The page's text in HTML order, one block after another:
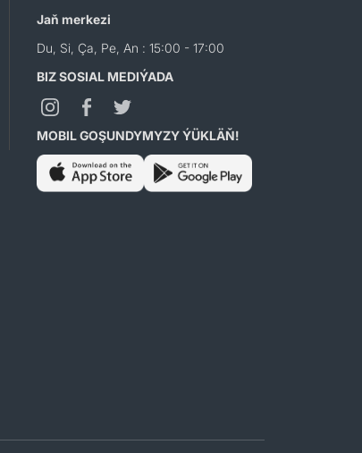
Jaň merkezi
Du, Si, Ça, Pe, An : 15:00 - 17:00
BIZ SOSIAL MEDIÝADA
MOBIL GOŞUNDYMYZY ÝÜKLÄŇ!